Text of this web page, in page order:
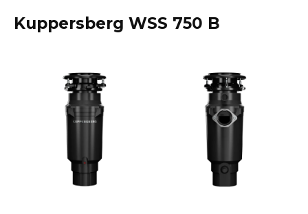
Kuppersberg WSS 750 B